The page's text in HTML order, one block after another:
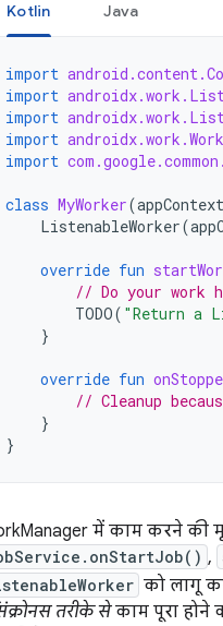
Kotlin Java
import
import
import
import
import
class MyWorker(appContext
ListenableWorker(
override fun
// Do your work
TODO( "Return a
}
override fun
// Cleanup
}
}
में काम करने की
,
को लागू
तरीके सेकाम पूरा होने